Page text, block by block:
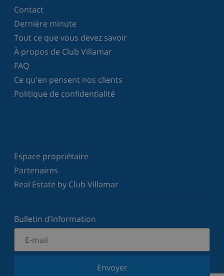
Contact
Dernière minute
Tout ce que vous devez savoir
À propos de Club Villamar
FAQ
Ce qu'en pensent nos clients
Politique de confidentialité
Espace propriétaire
Partenaires
Real Estate by Club Villamar
Bulletin d’information
Envoyer